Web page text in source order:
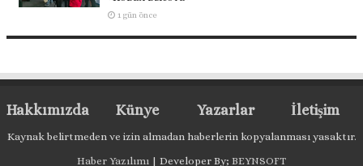
1 gün önce
Hakkımızda Künye Yazarlar İletişim
Kaynak belirtmeden ve izin almadan haberlerin kopyalanması yasaktır.
Haber Yazılımı | Developer By; BEYNSOFT